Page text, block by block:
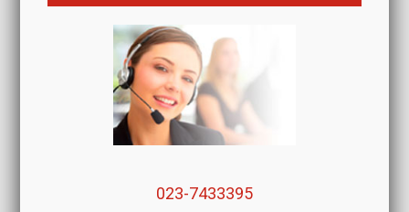
023-7433395